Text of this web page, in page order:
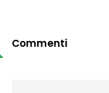
Commenti